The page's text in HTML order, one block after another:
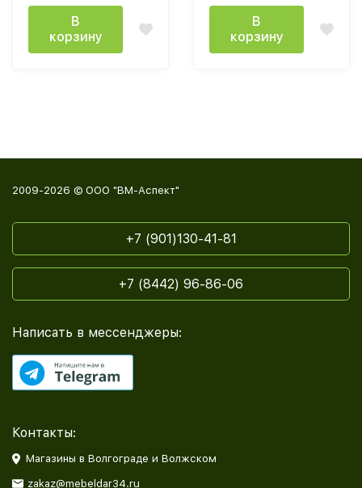
В
корзину
В
корзину
2009-2026 © ООО "ВМ-Аспект"
+7 (901)130-41-81
+7 (8442) 96-86-06
Написать в мессенджеры:
Контакты:
Магазины в Волгограде и Волжском
zakaz@mebeldar34.ru